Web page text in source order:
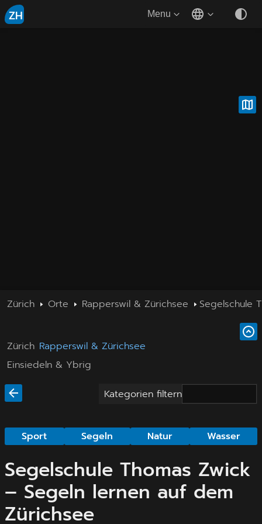
ZH Menu
Zürich Orte Rapperswil & Zürichsee Segelschule
Zürich Rapperswil & Zürichsee
Einsiedeln & Ybrig
Kategorien filtern
Sport Segeln Natur Wasser
Segelschule Thomas Zwick
– Segeln lernen auf dem
Zürichsee